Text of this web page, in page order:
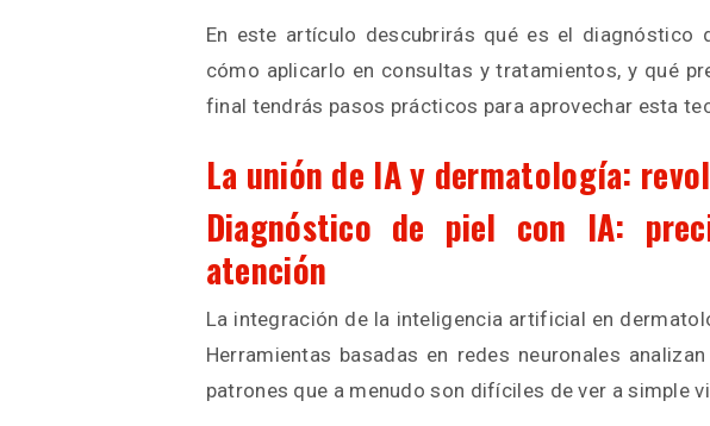
En este artículo descubrirás qué es el diagnóstico
cómo aplicarlo en consultas y tratamientos, y qué
final tendrás pasos prácticos para aprovechar esta
La unión de IA y dermatología:
Diagnóstico de piel con IA:
atención
La integración de la inteligencia artificial en
Herramientas basadas en redes neuronales
patrones que a menudo son difíciles de ver a simple